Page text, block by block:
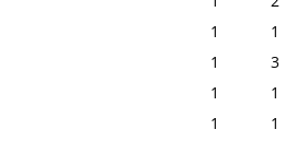
1
1
1
3
1
1
1
1